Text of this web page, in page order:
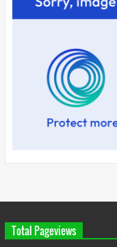
Total Pageviews